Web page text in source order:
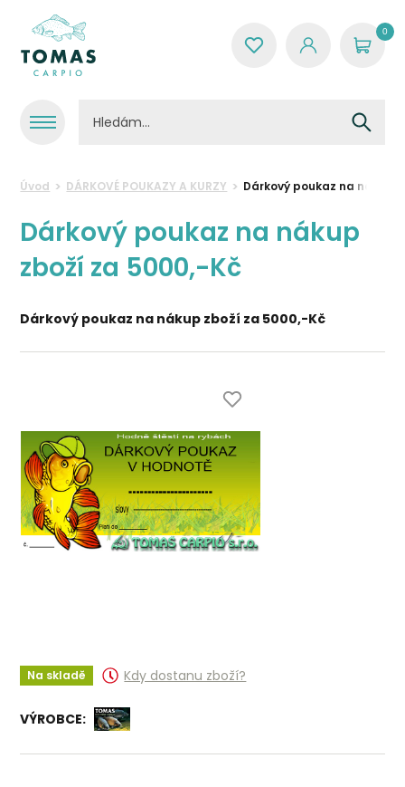
0
Úvod DÁRKOVÉ POUKAZY A KURZY Dárkový poukaz na nákup
Dárkový poukaz na nákup
zboží za 5000,-Kč
Dárkový poukaz na nákup zboží za 5000,-Kč
Na skladě Kdy dostanu zboží?
VÝROBCE: